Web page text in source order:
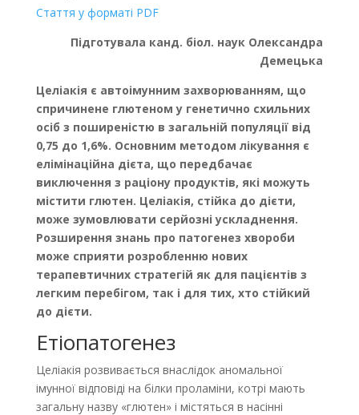
Стаття у форматі PDF
Підготувала канд. біол. наук Олександра
Демецька
Целіакія є автоімунним захворюванням, що
спричинене глютеном у генетично схильних
осіб з поширеністю в загальній популяції від
0,75 до 1,6%. Основним методом лікування є
елімінаційна дієта, що передбачає
виключення з раціону продуктів, які можуть
містити глютен. Целіакія, стійка до дієти,
може зумовлювати серйозні ускладнення.
Розширення знань про патогенез хвороби
може сприяти розробленню нових
терапевтичних стратегій як для пацієнтів з
легким перебігом, так і для тих, хто стійкий
до дієти.
Етіопатогенез
Целіакія розвивається внаслідок аномальної
імунної відповіді на білки проламіни, котрі мають
загальну назву «глютен» і містяться в насінні